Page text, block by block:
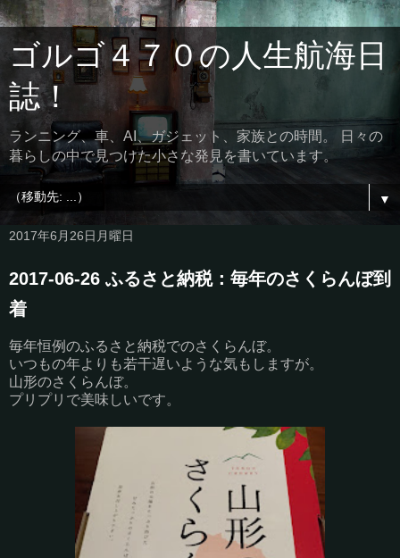
ゴルゴ４７０の人生航海日
誌！
ランニング、車、AI、ガジェット、家族との時間。 日々の
暮らしの中で見つけた小さな発見を書いています。
▼
2017年6月26日月曜日
2017-06-26 ふるさと納税：毎年のさくらんぼ到
着
毎年恒例のふるさと納税でのさくらんぼ。
いつもの年よりも若干遅いような気もしますが。
山形のさくらんぼ。
プリプリで美味しいです。